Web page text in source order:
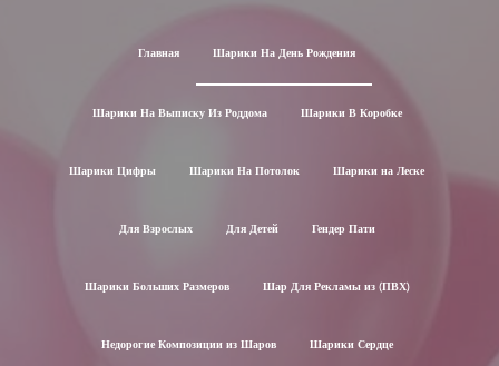
Главная Шарики На День Рождения
Шарики На Выписку Из Роддома Шарики В Коробке
Шарики Цифры Шарики На Потолок Шарики на Леске
Для Взрослых Для Детей Гендер Пати
Шарики Больших Размеров Шар Для Рекламы из (ПВХ)
Недорогие Композиции из Шаров Шарики Сердце